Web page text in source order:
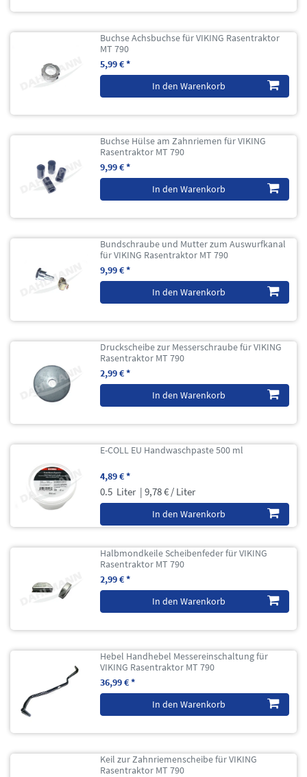
Buchse Achsbuchse für VIKING Rasentraktor
MT 790
5,99 € *
In den Warenkorb
Buchse Hülse am Zahnriemen für VIKING
Rasentraktor MT 790
9,99 € *
In den Warenkorb
Bundschraube und Mutter zum Auswurfkanal
für VIKING Rasentraktor MT 790
9,99 € *
In den Warenkorb
Druckscheibe zur Messerschraube für VIKING
Rasentraktor MT 790
2,99 € *
In den Warenkorb
E-COLL EU Handwaschpaste 500 ml
4,89 € *
0.5 Liter | 9,78 € / Liter
In den Warenkorb
Halbmondkeile Scheibenfeder für VIKING
Rasentraktor MT 790
2,99 € *
In den Warenkorb
Hebel Handhebel Messereinschaltung für
VIKING Rasentraktor MT 790
36,99 € *
In den Warenkorb
Keil zur Zahnriemenscheibe für VIKING
Rasentraktor MT 790